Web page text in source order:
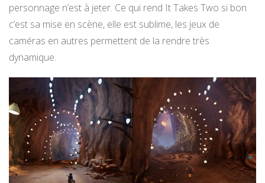
personnage n’est à jeter. Ce qui rend It Takes Two si bon
c’est sa mise en scène, elle est sublime, les jeux de
caméras en autres permettent de la rendre très
dynamique.